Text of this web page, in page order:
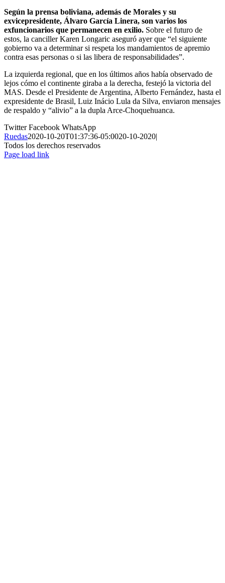
Según la prensa boliviana, además de Morales y su
exvicepresidente, Álvaro García Linera, son varios los
exfuncionarios que permanecen en exilio. Sobre el futuro de
estos, la canciller Karen Longaric aseguró ayer que “el siguiente
gobierno va a determinar si respeta los mandamientos de apremio
contra esas personas o si las libera de responsabilidades”.
La izquierda regional, que en los últimos años había observado de
lejos cómo el continente giraba a la derecha, festejó la victoria del
MAS. Desde el Presidente de Argentina, Alberto Fernández, hasta el
expresidente de Brasil, Luiz Inácio Lula da Silva, enviaron mensajes
de respaldo y “alivio” a la dupla Arce-Choquehuanca.
TwitterFacebook WhatsApp
Ruedas2020-10-20T01:37:36-05:0020-10-2020|
Todos los derechos reservados
Page load link